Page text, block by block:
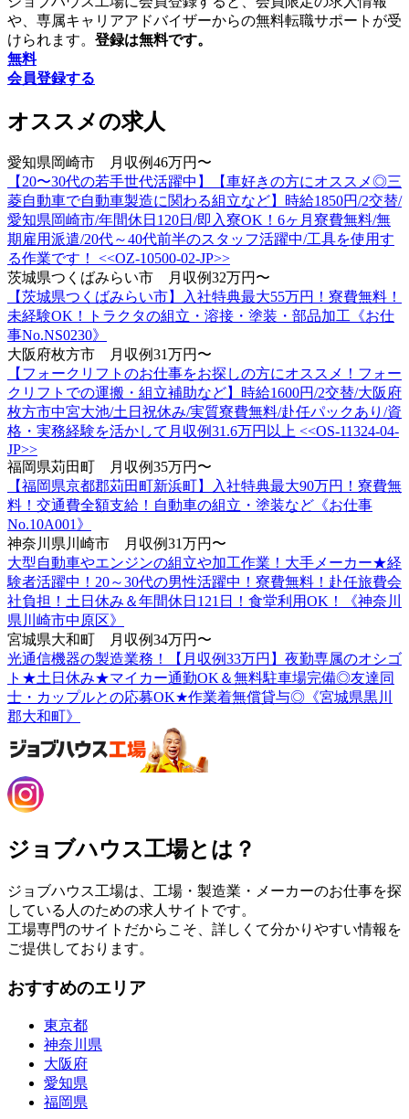
や、専属キャリアアドバイザーからの無料転職サポートが受
けられます。 登録は無料です。
無料
会員登録する
オススメの求人
愛知県岡崎市 月収例46万円〜
【20〜30代の若手世代活躍中】【車好きの方にオススメ◎三
菱自動車で自動車製造に関わる組立など】時給1850円/2交替/
愛知県岡崎市/年間休日120日/即入寮OK！6ヶ月寮費無料/無
期雇用派遣/20代～40代前半のスタッフ活躍中/工具を使用す
る作業です！ <<OZ-10500-02-JP>>
茨城県つくばみらい市 月収例32万円〜
【茨城県つくばみらい市】入社特典最大55万円！寮費無料！
未経験OK！トラクタの組立・溶接・塗装・部品加工《お仕
事No.NS0230》
大阪府枚方市 月収例31万円〜
【フォークリフトのお仕事をお探しの方にオススメ！フォー
クリフトでの運搬・組立補助など】時給1600円/2交替/大阪府
枚方市中宮大池/土日祝休み/実質寮費無料/赴任パックあり/資
格・実務経験を活かして月収例31.6万円以上 <<OS-11324-04-
JP>>
福岡県苅田町 月収例35万円〜
【福岡県京都郡苅田町新浜町】入社特典最大90万円！寮費無
料！交通費全額支給！自動車の組立・塗装など《お仕事
No.10A001》
神奈川県川崎市 月収例31万円〜
大型自動車やエンジンの組立や加工作業！大手メーカー★経
験者活躍中！20～30代の男性活躍中！寮費無料！赴任旅費会
社負担！土日休み＆年間休日121日！食堂利用OK！《神奈川
県川崎市中原区》
宮城県大和町 月収例34万円〜
光通信機器の製造業務！【月収例33万円】夜勤専属のオシゴ
ト★土日休み★マイカー通勤OK＆無料駐車場完備◎友達同
士・カップルとの応募OK★作業着無償貸与◎《宮城県黒川
郡大和町》
ジョブハウス工場とは？
ジョブハウス工場は、工場・製造業・メーカーのお仕事を探
している人のための求人サイトです。
工場専門のサイトだからこそ、詳しくて分かりやすい情報を
ご提供しております。
おすすめのエリア
東京都
神奈川県
大阪府
愛知県
福岡県